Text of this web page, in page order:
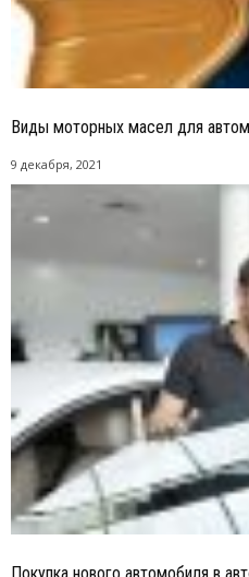
Виды моторных масел для
9 декабря, 2021
Покупка нового автомобиля в